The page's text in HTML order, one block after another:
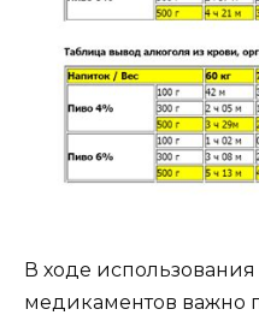
В ходе
медикаментов важно